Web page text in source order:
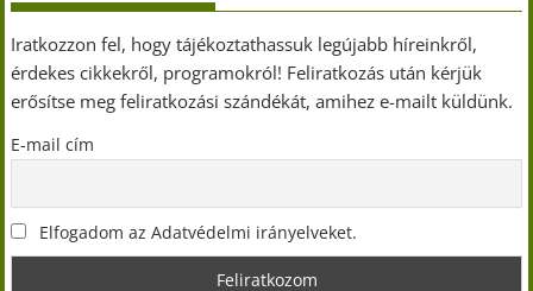
Iratkozzon fel, hogy tájékoztathassuk legújabb híreinkről,
érdekes cikkekről, programokról! Feliratkozás után kérjük
erősítse meg feliratkozási szándékát, amihez e-mailt küldünk.
E-mail cím
Elfogadom az Adatvédelmi irányelveket.